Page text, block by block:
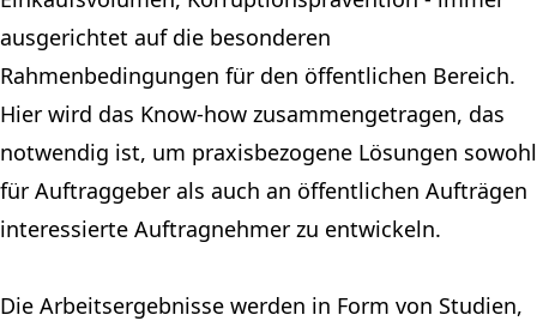
ausgerichtet auf die besonderen
Rahmenbedingungen für den öffentlichen Bereich.
Hier wird das Know-how zusammengetragen, das
notwendig ist, um praxisbezogene Lösungen sowohl
für Auftraggeber als auch an öffentlichen Aufträgen
interessierte Auftragnehmer zu entwickeln.
Die Arbeitsergebnisse werden in Form von Studien,